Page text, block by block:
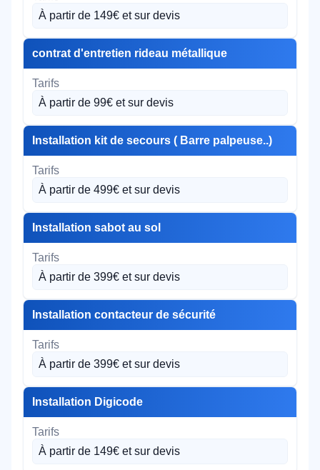
À partir de 149€ et sur devis
contrat d'entretien rideau métallique
À partir de 99€ et sur devis
Installation kit de secours ( Barre palpeuse..)
À partir de 499€ et sur devis
Installation sabot au sol
À partir de 399€ et sur devis
Installation contacteur de sécurité
À partir de 399€ et sur devis
Installation Digicode
À partir de 149€ et sur devis